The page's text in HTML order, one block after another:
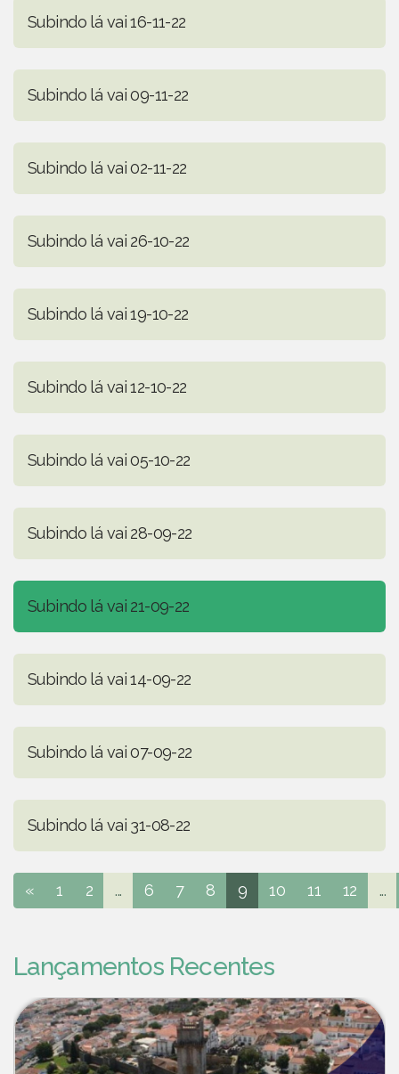
Subindo lá vai 16-11-22
Subindo lá vai 09-11-22
Subindo lá vai 02-11-22
Subindo lá vai 26-10-22
Subindo lá vai 19-10-22
Subindo lá vai 12-10-22
Subindo lá vai 05-10-22
Subindo lá vai 28-09-22
Subindo lá vai 21-09-22
Subindo lá vai 14-09-22
Subindo lá vai 07-09-22
Subindo lá vai 31-08-22
« 1 2 ... 6 7 8 9 10 11 12 ...
Lançamentos Recentes